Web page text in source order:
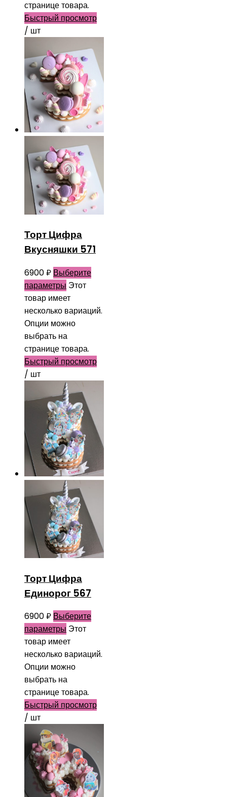
странице товара.
Быстрый просмотр
/ шт
Торт Цифра
Вкусняшки 571
6900₽ Выберите
параметры Этот
товар имеет
несколько вариаций.
Опции можно
выбрать на
странице товара.
Быстрый просмотр
/ шт
Торт Цифра
Единорог 567
6900₽ Выберите
параметры Этот
товар имеет
несколько вариаций.
Опции можно
выбрать на
странице товара.
Быстрый просмотр
/ шт